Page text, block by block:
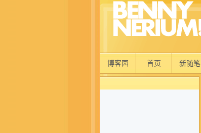
博客园 首页 新随笔